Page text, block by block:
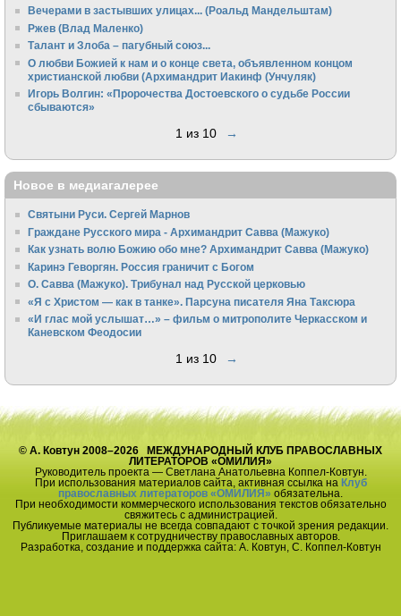
Вечерами в застывших улицах... (Роальд Мандельштам)
Ржев (Влад Маленко)
Талант и Злоба – пагубный союз...
О любви Божией к нам и о конце света, объявленном концом
христианской любви (Архимандрит Иакинф (Унчуляк)
Игорь Волгин: «Пророчества Достоевского о судьбе России
сбываются»
1 из 10 →
Новое в медиагалерее
Святыни Руси. Сергей Марнов
Граждане Русского мира - Архимандрит Савва (Мажуко)
Как узнать волю Божию обо мне? Архимандрит Савва (Мажуко)
Каринэ Геворгян. Россия граничит с Богом
О. Савва (Мажуко). Трибунал над Русской церковью
«Я с Христом — как в танке». Парсуна писателя Яна Таксюра
«И глас мой услышат…» – фильм о митрополите Черкасском и
Каневском Феодосии
1 из 10 →
© А. Ковтун 2008–2026 МЕЖДУНАРОДНЫЙ КЛУБ ПРАВОСЛАВНЫХ
ЛИТЕРАТОРОВ «ОМИЛИЯ»
Руководитель проекта — Светлана Анатольевна Коппел-Ковтун.
При использования материалов сайта, активная ссылка на Клуб
православных литераторов «ОМИЛИЯ» обязательна.
При необходимости коммерческого использования текстов обязательно
свяжитесь с администрацией.
Публикуемые материалы не всегда совпадают с точкой зрения редакции.
Приглашаем к сотрудничеству православных авторов.
Разработка, создание и поддержка сайта: А. Ковтун, С. Коппел-Ковтун